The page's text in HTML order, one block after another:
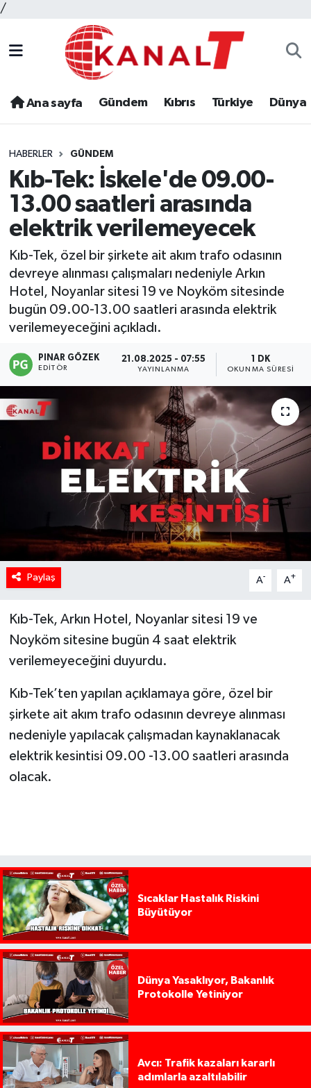
/
Ana sayfa Gündem Kıbrıs Türkiye Dünya
HABERLER GÜNDEM
Kıb-Tek: İskele'de 09.00-
13.00 saatleri arasında
elektrik verilemeyecek
Kıb-Tek, özel bir şirkete ait akım trafo odasının
devreye alınması çalışmaları nedeniyle Arkın
Hotel, Noyanlar sitesi 19 ve Noyköm sitesinde
bugün 09.00-13.00 saatleri arasında elektrik
verilemeyeceğini açıkladı.
PINAR GÖZEK
EDITÖR
21.08.2025 - 07:55
YAYINLANMA
1 DK
OKUNMA SÜRESI
Paylaş A- A+
Kıb-Tek, Arkın Hotel, Noyanlar sitesi 19 ve
Noyköm sitesine bugün 4 saat elektrik
verilemeyeceğini duyurdu.
Kıb-Tek’ten yapılan açıklamaya göre, özel bir
şirkete ait akım trafo odasının devreye alınması
nedeniyle yapılacak çalışmadan kaynaklanacak
elektrik kesintisi 09.00 -13.00 saatleri arasında
olacak.
Sıcaklar Hastalık Riskini
Büyütüyor
Dünya Yasaklıyor, Bakanlık
Protokolle Yetiniyor
Avcı: Trafik kazaları kararlı
adımlarla azaltılabilir